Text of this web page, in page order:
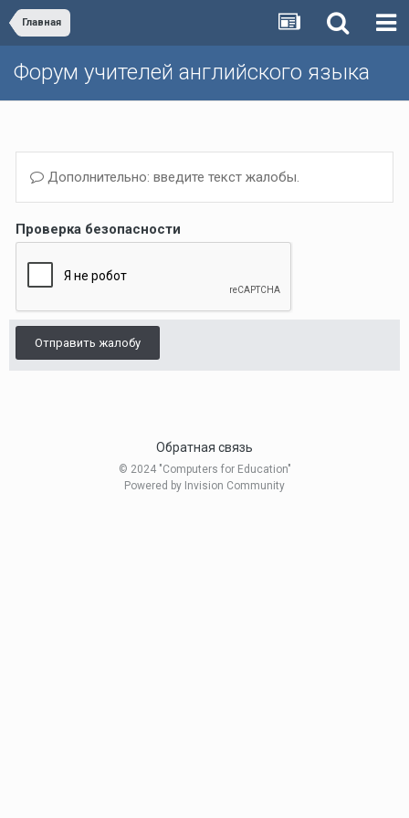
Главная
Форум учителей английского языка
Дополнительно: введите текст жалобы.
Проверка безопасности
Отправить жалобу
Обратная связь
© 2024 "Computers for Education"
Powered by Invision Community